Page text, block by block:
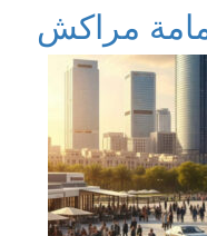
مراكش